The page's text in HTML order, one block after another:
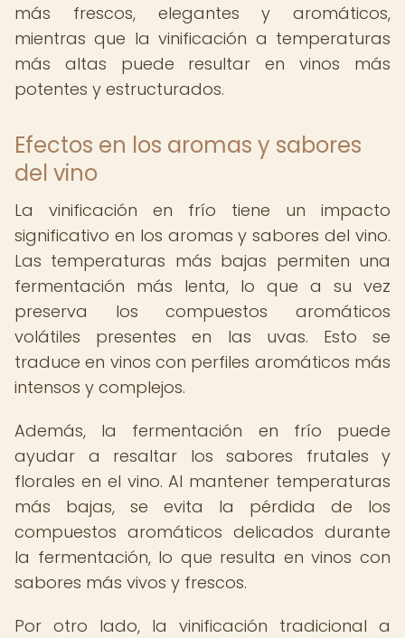
más frescos, elegantes y aromáticos,
mientras que la vinificación a temperaturas
más altas puede resultar en vinos más
potentes y estructurados.
Efectos en los aromas y sabores
del vino
La vinificación en frío tiene un impacto
significativo en los aromas y sabores del vino.
Las temperaturas más bajas permiten una
fermentación más lenta, lo que a su vez
preserva los compuestos aromáticos
volátiles presentes en las uvas. Esto se
traduce en vinos con perfiles aromáticos más
intensos y complejos.
Además, la fermentación en frío puede
ayudar a resaltar los sabores frutales y
florales en el vino. Al mantener temperaturas
más bajas, se evita la pérdida de los
compuestos aromáticos delicados durante
la fermentación, lo que resulta en vinos con
sabores más vivos y frescos.
Por otro lado, la vinificación tradicional a